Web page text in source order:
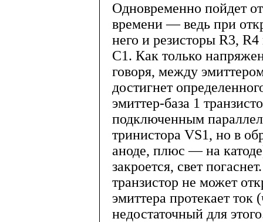
Одновременно пойдет
времени — ведь при
него и резисторы R3, R4
С1. Как только
говоря, между
достигнет
эмиттер-база 1
подключенным
тринистора VS1, но в
аноде, плюс — на
закроется, свет
транзистор не может
эмиттера протекает ток
недостаточный для